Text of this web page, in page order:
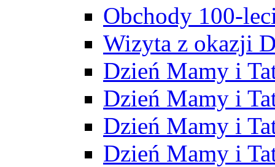
Obchody 100-
Wizyta z okazji
Dzień Mamy i
Dzień Mamy i
Dzień Mamy i
Dzień Mamy i